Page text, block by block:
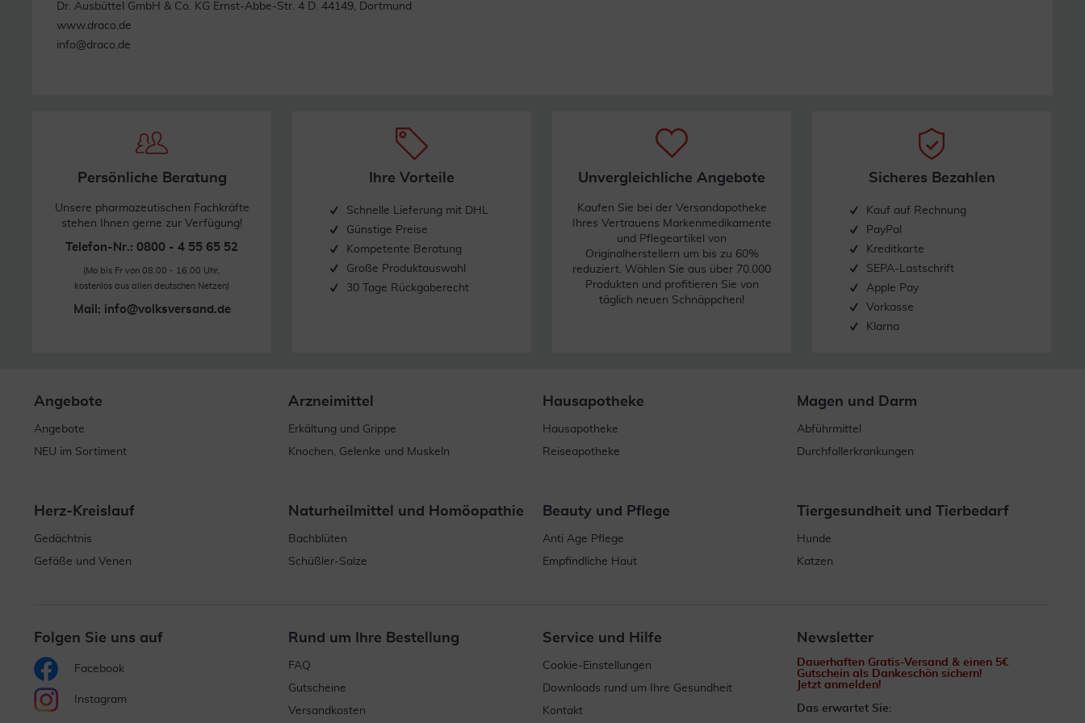
Dr. Ausbüttel GmbH & Co. KG Ernst-Abbe-Str. 4 D. 44149, Dortmund
www.draco.de
info@draco.de
Persönliche Beratung
Unsere pharmazeutischen Fachkräfte
stehen Ihnen gerne zur Verfügung!
Telefon-Nr.: 0800 - 4 55 65 52
(Mo bis Fr von 08.00 - 16.00 Uhr,
kostenlos aus allen deutschen Netzen)
Mail: info@volksversand.de
Ihre Vorteile
Schnelle Lieferung mit DHL
Günstige Preise
Kompetente Beratung
Große Produktauswahl
30 Tage Rückgaberecht
Unvergleichliche Angebote
Kaufen Sie bei der Versandapotheke
Ihres Vertrauens Markenmedikamente
und Pflegeartikel von
Originalherstellern um bis zu 60%
reduziert. Wählen Sie aus über 70.000
Produkten und profitieren Sie von
täglich neuen Schnäppchen!
Sicheres Bezahlen
Kauf auf Rechnung
PayPal
Kreditkarte
SEPA-Lastschrift
Apple Pay
Vorkasse
Klarna
Angebote
Angebote
NEU im Sortiment
Arzneimittel
Erkältung und Grippe
Knochen, Gelenke und Muskeln
Hausapotheke
Hausapotheke
Reiseapotheke
Magen und Darm
Abführmittel
Durchfallerkrankungen
Herz-Kreislauf
Gedächtnis
Gefäße und Venen
Naturheilmittel und Homöopathie
Bachblüten
Schüßler-Salze
Beauty und Pflege
Anti Age Pflege
Empfindliche Haut
Tiergesundheit und Tierbedarf
Hunde
Katzen
Folgen Sie uns auf
Facebook
Instagram
Rund um Ihre Bestellung
FAQ
Gutscheine
Versandkosten
Service und Hilfe
Cookie-Einstellungen
Downloads rund um Ihre Gesundheit
Kontakt
Newsletter
Dauerhaften Gratis-Versand & einen 5€
Gutschein als Dankeschön sichern!
Jetzt anmelden!
Das erwartet Sie: